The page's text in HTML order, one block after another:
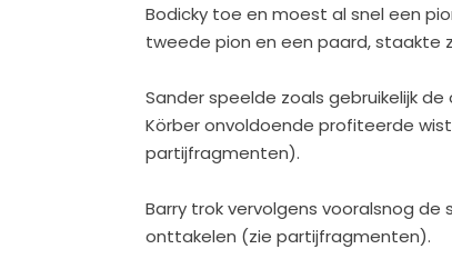
Bodicky toe en moest al snel een
tweede pion en een paard, staakte
Sander speelde zoals gebruikelijk
Körber onvoldoende profiteerde
partijfragmenten).
Barry trok vervolgens vooralsnog
onttakelen (zie partijfragmenten).